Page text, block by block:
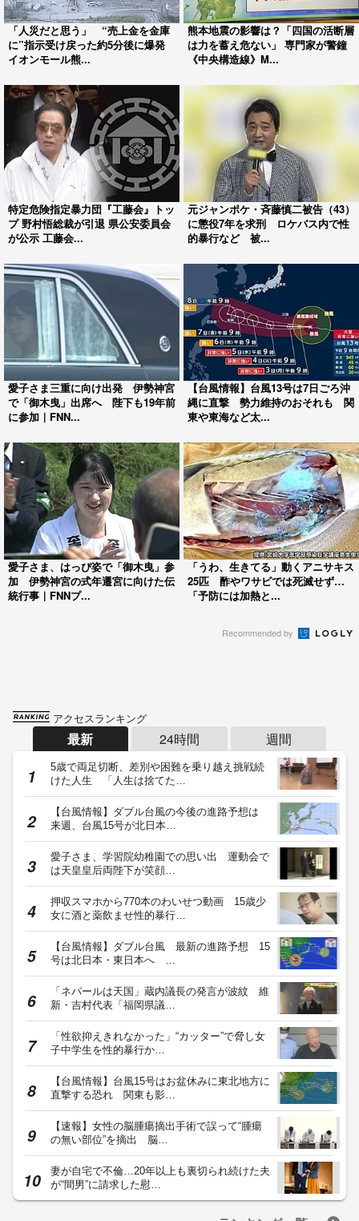
「人災だと思う」 “売上金を金庫
に”指示受け戻った約5分後に爆発
イオンモール熊...
熊本地震の影響は？「四国の活断層
は力を蓄え危ない」 専門家が警鐘
《中央構造線》M...
特定危険指定暴力団『工藤会』トッ
プ 野村悟総裁が引退 県公安委員会
が公示 工藤会...
元ジャンポケ・斉藤慎二被告（43）
に懲役7年を求刑 ロケバス内で性
的暴行など 被...
愛子さま三重に向け出発 伊勢神宮
で「御木曳」出席へ 陛下も19年前
に参加｜FNN...
【台風情報】台風13号は7日ごろ沖
縄に直撃 勢力維持のおそれも 関
東や東海など太...
愛子さま、はっぴ姿で「御木曳」参
加 伊勢神宮の式年遷宮に向けた伝
統行事｜FNNプ...
「うわ、生きてる」動くアニサキス
25匹 酢やワサビでは死滅せず…
「予防には加熱と...
Recommended by
アクセスランキング
最新 24時間 週間
5歳で両足切断、差別や困難を乗り越え挑戦続
けた人生 「人生は捨てた…
【台風情報】ダブル台風の今後の進路予想は
来週、台風15号が北日本…
愛子さま、学習院幼稚園での思い出 運動会で
は天皇皇后両陛下が笑顔…
押収スマホから770本のわいせつ動画 15歳少
女に酒と薬飲ませ性的暴行…
【台風情報】ダブル台風 最新の進路予想 15
号は北日本・東日本へ …
「ネパールは天国」蔵内議長の発言が波紋 維
新・吉村代表「福岡県議…
「性欲抑えきれなかった」“カッター”で脅し女
子中学生を性的暴行か…
【台風情報】台風15号はお盆休みに東北地方に
直撃する恐れ 関東も影…
【速報】女性の脳腫瘍摘出手術で誤って“腫瘍
の無い部位”を摘出 脳…
妻が自宅で不倫…20年以上も裏切られ続けた夫
が“間男”に請求した慰…